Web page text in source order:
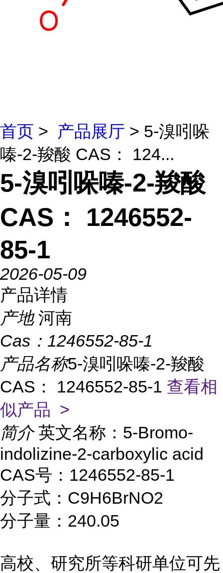
首页 > 产品展厅 > 5-溴吲哚
嗪-2-羧酸 CAS： 124...
5-溴吲哚嗪-2-羧酸
CAS： 1246552-
85-1
2026-05-09
产品详情
产地 河南
Cas： 1246552-85-1
产品名称5-溴吲哚嗪-2-羧酸
CAS： 1246552-85-1 查看相
似产品 >
简介 英文名称：5-Bromo-
indolizine-2-carboxylic acid
CAS号：1246552-85-1
分子式：C9H6BrNO2
分子量：240.05
高校、研究所等科研单位可先